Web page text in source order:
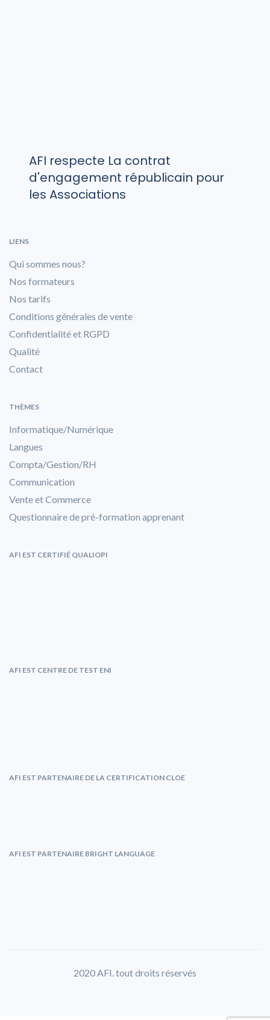
AFI respecte La contrat
d'engagement républicain pour
les Associations
LIENS
Qui sommes nous?
Nos formateurs
Nos tarifs
Conditions générales de vente
Confidentialité et RGPD
Qualité
Contact
THÈMES
Informatique/Numérique
Langues
Compta/Gestion/RH
Communication
Vente et Commerce
Questionnaire de pré-formation apprenant
AFI EST CERTIFIÉ QUALIOPI
AFI EST CENTRE DE TEST ENI
AFI EST PARTENAIRE DE LA CERTIFICATION CLOE
AFI EST PARTENAIRE BRIGHT LANGUAGE
2020 AFI. tout droits réservés